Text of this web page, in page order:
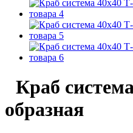
Краб
образная